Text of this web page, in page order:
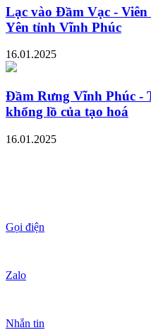
Lạc vào Đầm Vạc -
Yên tỉnh Vĩnh Phúc
16.01.2025
Đầm Rưng Vĩnh Phúc -
khổng lồ của tạo hoá
16.01.2025
Gọi điện
Zalo
Nhắn tin